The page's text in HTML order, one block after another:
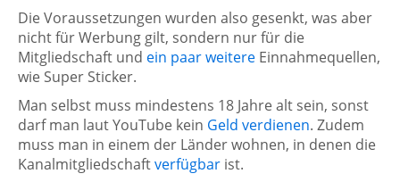
Die Voraussetzungen wurden also gesenkt, was aber
nicht für Werbung gilt, sondern nur für die
Mitgliedschaft und ein paar weitere Einnahmequellen,
wie Super Sticker.
Man selbst muss mindestens 18 Jahre alt sein, sonst
darf man laut YouTube kein Geld verdienen. Zudem
muss man in einem der Länder wohnen, in denen die
Kanalmitgliedschaftverfügbar ist.